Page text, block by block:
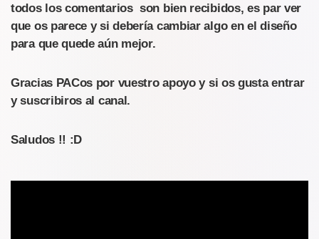
todos los comentarios son bien recibidos, es par ver
que os parece y si debería cambiar algo en el diseño
para que quede aún mejor.
Gracias PACos por vuestro apoyo y si os gusta entrar
y suscribiros al canal.
Saludos !! :D